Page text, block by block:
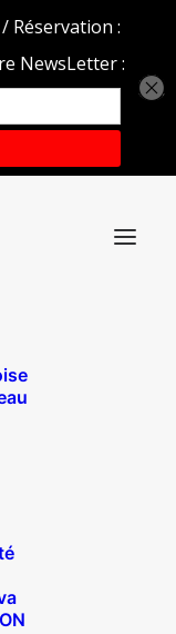
Asgharzadeh-7